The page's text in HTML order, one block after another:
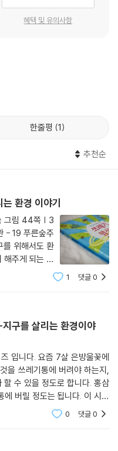
지키는 일이 곧 지구를 지키
보다 아름다운 지구를 사랑하
림까지, 책 읽는 재미가 쑥쑥!
머리카락, 해님처럼 반짝이는
사로잡습니다. 기발하고 재
강혜숙 작가의 그림은 우리나
싫어하는 아이들의 궁금증을
똥똥 행성’, ‘나와라 뚝딱’처
지어진 단어들이 책 읽는 재미
면서 책을 읽다 보면 어느새 아
혜택 및 유의사항
한줄평 1
추천순
환경 이야기
그림 44쪽 | 3
- 19 푸른숲주
해주게 되는 듯
며 생활에서 모
1 댓글0
구를 살리는 환경이야
입니다. 요즘 7살 은방울꽃에
을 쓰레기통에 버려야 하는지,
있을 정도로 합니다. 홍삼
버릴 정도는 됩니다. 이 시기
0 댓글0